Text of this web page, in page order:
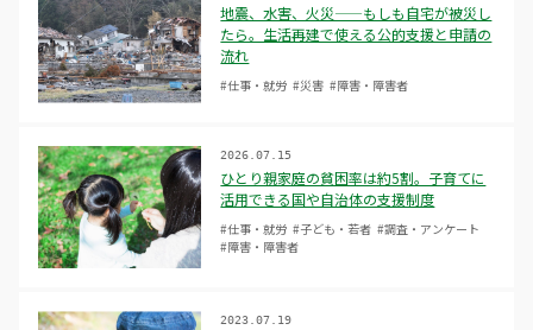
地震、水害、火災——もしも自宅が被災し
たら。生活再建で使える公的支援と申請の
流れ
#仕事・就労 #災害 #障害・障害者
ひとり親家庭の貧困率は約5割。子育てに
活用できる国や自治体の支援制度
2026.07.15
#仕事・就労 #子ども・若者 #調査・アンケート
#障害・障害者
2023.07.19